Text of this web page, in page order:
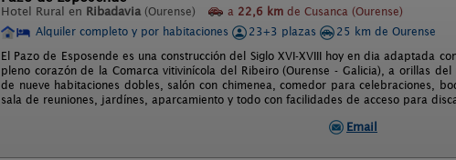
Hotel Rural en Ribadavia (Ourense) a 22,6 km de Cusanca (Ourense)
Alquiler completo y por habitaciones
23+3 plazas
25 km de Ourense
El Pazo de Esposende es una construcción del Siglo XVI-XVIII hoy en dia adaptada
pleno corazón de la Comarca vitivinícola del Ribeiro (Ourense - Galicia), a orillas
de nueve habitaciones dobles, salón con chimenea, comedor para celebraciones,
sala de reuniones, jardínes, aparcamiento y todo con facilidades de acceso para
Email